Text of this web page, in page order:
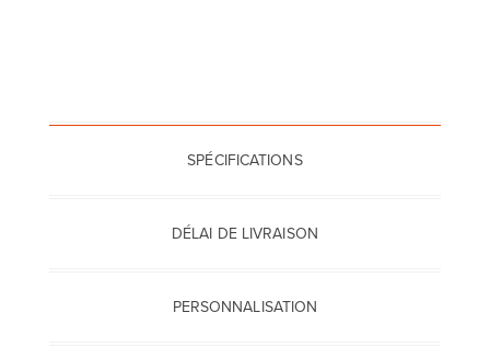
SPÉCIFICATIONS
DÉLAI DE LIVRAISON
PERSONNALISATION